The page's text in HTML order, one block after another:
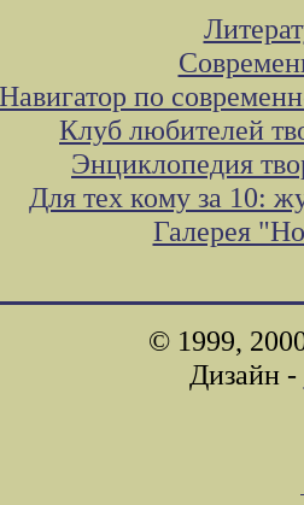
Навигатор по
Клуб любителей
Энциклопедия
Для тех кому за 10:
Галерея
© 1999,
Дизайн -